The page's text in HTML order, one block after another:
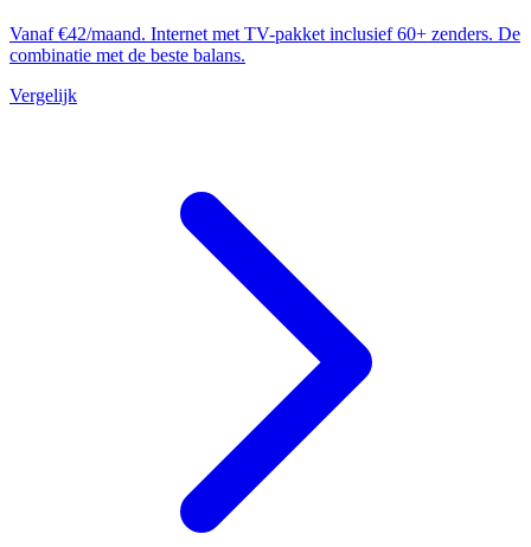
Vanaf €42/maand. Internet met TV-pakket inclusief 60+ zenders. De
combinatie met de beste balans.
Vergelijk